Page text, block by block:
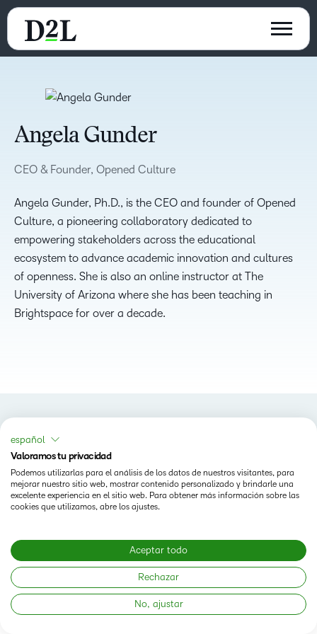
Angela Gunder
CEO & Founder, Opened Culture
Angela Gunder, Ph.D., is the CEO and founder of Opened
Culture, a pioneering collaboratory dedicated to
empowering stakeholders across the educational
ecosystem to advance academic innovation and cultures
of openness. She is also an online instructor at The
University of Arizona where she has been teaching in
Brightspace for over a decade.
Status
español
Valoramos tu privacidad
Podemos utilizarlas para el análisis de los datos de nuestros visitantes, para
mejorar nuestro sitio web, mostrar contenido personalizado y brindarle una
excelente experiencia en el sitio web. Para obtener más información sobre las
cookies que utilizamos, abre los ajustes.
Aceptar todo
Rechazar
No, ajustar